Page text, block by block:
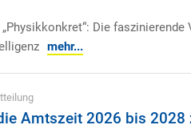
Die
mehr...
Amtszeit 2026 bis